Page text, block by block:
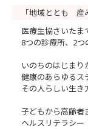
「地域ととも 産
医療生協さいたま
8つの診療所、2つ
いのちのはじまり
健康のあらゆるス
その人らしい生き
子どもから高齢者
ヘルスリテラシー